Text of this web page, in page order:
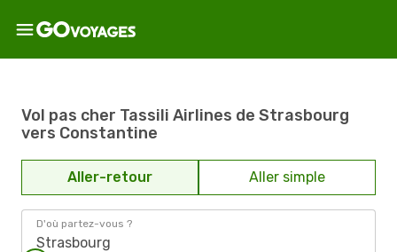
Vol pas cher Tassili Airlines de Strasbourg
vers Constantine
Aller-retour Aller simple
D'où partez-vous ?
Strasbourg